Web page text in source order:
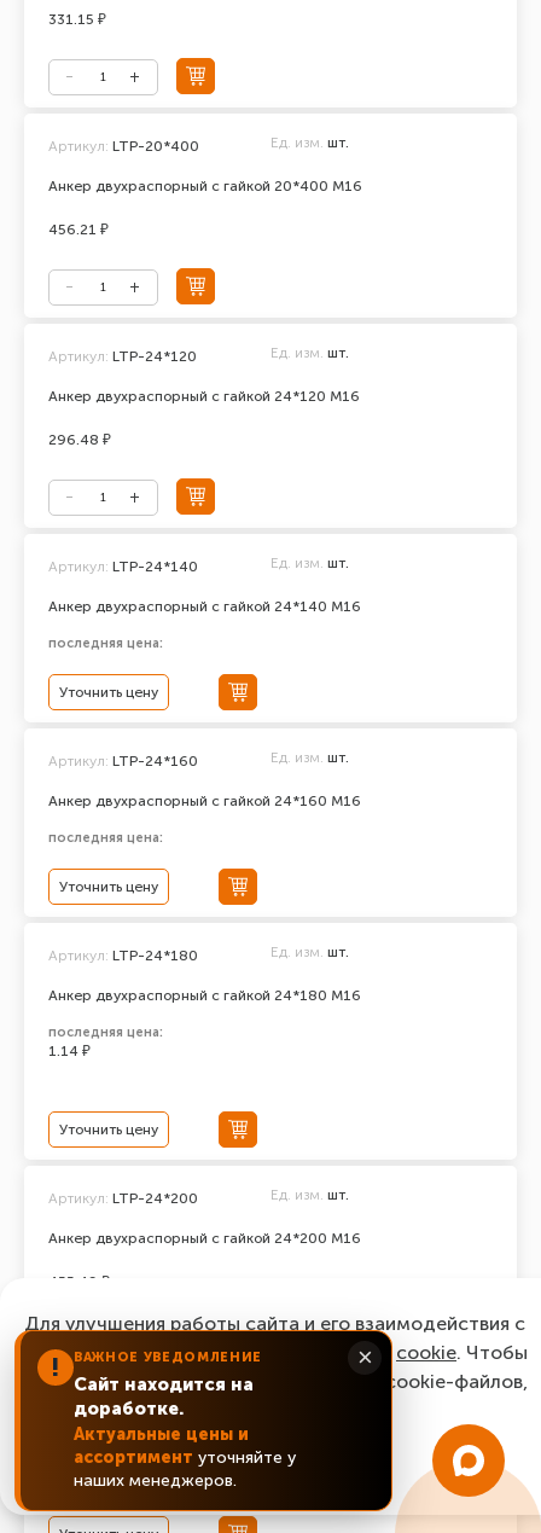
331.15 ₽
Анкер двухраспорный с гайкой 20*400 М16
Артикул: LTP-20*400 Ед. изм. шт.
456.21 ₽
Анкер двухраспорный с гайкой 24*120 М16
Артикул: LTP-24*120 Ед. изм. шт.
296.48 ₽
Анкер двухраспорный с гайкой 24*140 М16
Артикул: LTP-24*140 Ед. изм. шт.
последняя цена:
Уточнить цену
Анкер двухраспорный с гайкой 24*160 М16
Артикул: LTP-24*160 Ед. изм. шт.
последняя цена:
Уточнить цену
Анкер двухраспорный с гайкой 24*180 М16
Артикул: LTP-24*180 Ед. изм. шт.
последняя цена:
1.14 ₽
Уточнить цену
Анкер двухраспорный с гайкой 24*200 М16
Артикул: LTP-24*200 Ед. изм. шт.
455.49 ₽
Анкер двухраспорный с гайкой 24*250 М16
Артикул: LTP-24*250
последняя цена:
! ВАЖНОЕ УВЕДОМЛЕНИЕ
Сайт находится на
доработке.
Актуальные цены и
ассортимент уточняйте у
наших менеджеров.
×
Для улучшения работы сайта и его взаимодействия с
пользователями мы используем файлы cookie. Чтобы
согласиться с нашим использованием cookie-файлов,
нажмите “Ок, понятно!”
ОК, понятно!